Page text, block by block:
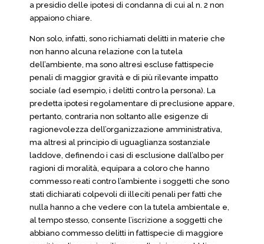
a presidio delle ipotesi di condanna di cui al n. 2 non
appaiono chiare.
Non solo, infatti, sono richiamati delitti in materie che
non hanno alcuna relazione con la tutela
dell’ambiente, ma sono altresì escluse fattispecie
penali di maggior gravità e di più rilevante impatto
sociale (ad esempio, i delitti contro la persona). La
predetta ipotesi regolamentare di preclusione appare,
pertanto, contraria non soltanto alle esigenze di
ragionevolezza dell’organizzazione amministrativa,
ma altresì al principio di uguaglianza sostanziale
laddove, definendo i casi di esclusione dall’albo per
ragioni di moralità, equipara a coloro che hanno
commesso reati contro l’ambiente i soggetti che sono
stati dichiarati colpevoli di illeciti penali per fatti che
nulla hanno a che vedere con la tutela ambientale e,
al tempo stesso, consente l’iscrizione a soggetti che
abbiano commesso delitti in fattispecie di maggiore